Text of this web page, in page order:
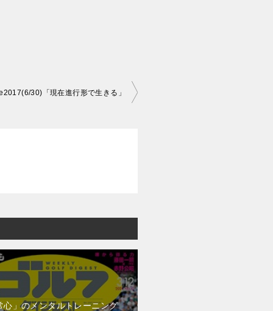
30)「現在進行形で生きる」
心」のメンタルトレーニング